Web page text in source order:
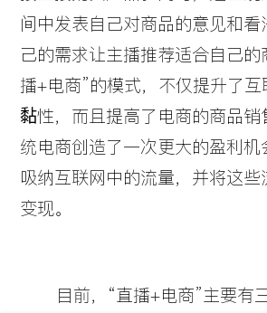
间中发表自己对商品的意见和看
己的需求让主播推荐适合自己的
播+电商”的模式，不仅提升了
黏性，而且提高了电商的商品销
统电商创造了一次更大的盈利
吸纳互联网中的流量，并将这
变现。
目前，“直播+电商”主要有